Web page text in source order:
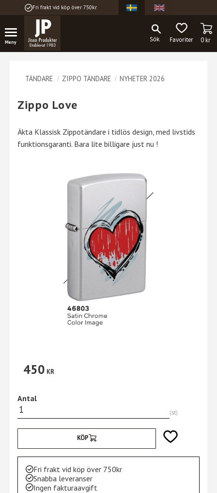
Fri frakt vid köp över 750kr
FAVORITER0kr
TÄNDARE ZIPPO TÄNDARE NYHETER 2026
Zippo Love
Äkta Klassisk Zippotändare i tidlös design, med livstids
funktionsgaranti. Bara lite billigare just nu !
450 KR
Antal
st
KÖP Lägg till i
Fri frakt vid köp över 750kr
Snabba leveranser
Ingen fakturaavgift